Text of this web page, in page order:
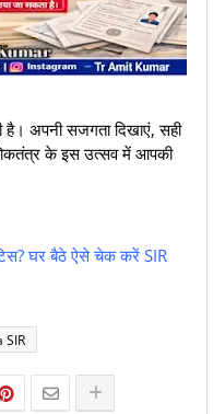
है। अपनी सजगता दिखाएं, सही
के इस उत्सव में आपकी
घर बैठे ऐसे चेक करें SIR